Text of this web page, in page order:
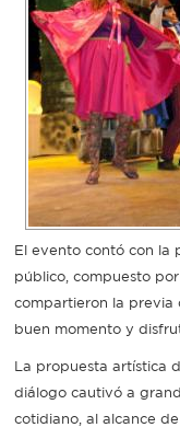
bondi
Boleto
estudiantil
Recorrido
colectivos
Recarga
SUBE
El evento contó con la
público, compuesto
compartieron la previa
buen momento y
La propuesta artística
diálogo cautivó a
cotidiano, al alcance